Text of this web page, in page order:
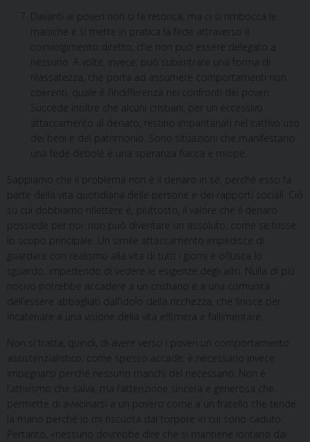
Davanti ai poveri non si fa retorica, ma ci si rimbocca le
maniche e si mette in pratica la fede attraverso il
coinvolgimento diretto, che non può essere delegato a
nessuno. A volte, invece, può subentrare una forma di
rilassatezza, che porta ad assumere comportamenti non
coerenti, quale è l’indifferenza nei confronti dei poveri.
Succede inoltre che alcuni cristiani, per un eccessivo
attaccamento al denaro, restino impantanati nel cattivo uso
dei beni e del patrimonio. Sono situazioni che manifestano
una fede debole e una speranza fiacca e miope.
Sappiamo che il problema non è il denaro in sé, perché esso fa
parte della vita quotidiana delle persone e dei rapporti sociali. Ciò
su cui dobbiamo riflettere è, piuttosto, il valore che il denaro
possiede per noi: non può diventare un assoluto, come se fosse
lo scopo principale. Un simile attaccamento impedisce di
guardare con realismo alla vita di tutti i giorni e offusca lo
sguardo, impedendo di vedere le esigenze degli altri. Nulla di più
nocivo potrebbe accadere a un cristiano e a una comunità
dell’essere abbagliati dall’idolo della ricchezza, che finisce per
incatenare a una visione della vita effimera e fallimentare.
Non si tratta, quindi, di avere verso i poveri un comportamento
assistenzialistico, come spesso accade; è necessario invece
impegnarsi perché nessuno manchi del necessario. Non è
l’attivismo che salva, ma l’attenzione sincera e generosa che
permette di avvicinarsi a un povero come a un fratello che tende
la mano perché io mi riscuota dal torpore in cui sono caduto.
Pertanto, «nessuno dovrebbe dire che si mantiene lontano dai